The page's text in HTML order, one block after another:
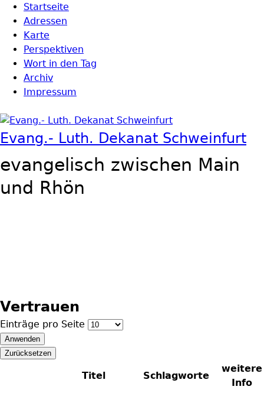
Direkt zum Inhalt
Hauptmenü
Startseite
Adressen
Karte
Perspektiven
Wort in den Tag
Archiv
Impressum
Evang.- Luth. Dekanat Schweinfurt
evangelisch zwischen Main
und Rhön
Vertrauen
Einträge pro Seite
Titel Schlagworte
weitere
Info